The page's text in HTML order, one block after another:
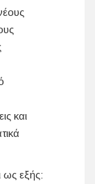
και
ως εξής: